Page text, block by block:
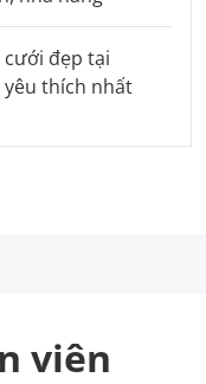
cưới đẹp tại
thích nhất
viên